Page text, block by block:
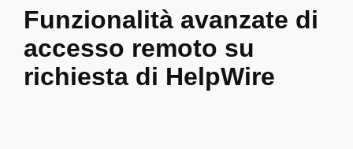
Funzionalità avanzate di
accesso remoto su
richiesta di HelpWire